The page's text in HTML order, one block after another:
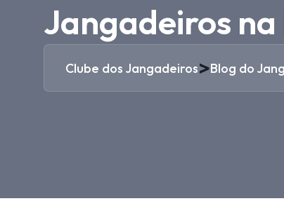
Jangadeiros
Clube dos Jangadeiros>Blog do